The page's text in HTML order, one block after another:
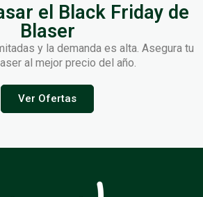
el Black Friday de
Blaser
y la demanda es alta. Asegura tu
al mejor precio del año.
Ver Ofertas